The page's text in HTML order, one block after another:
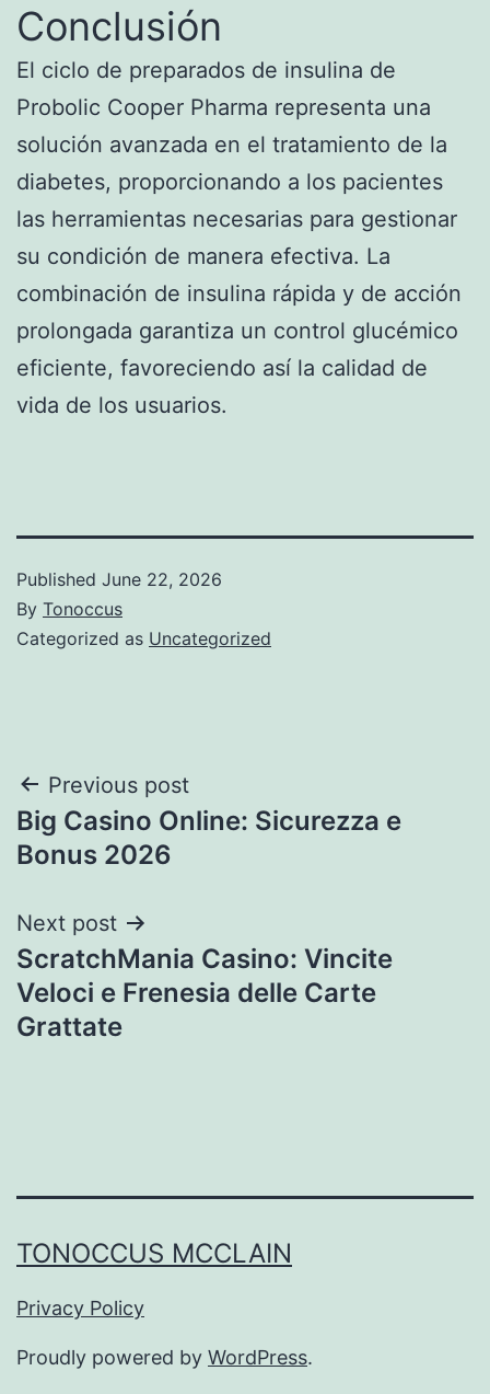
Conclusión
El ciclo de preparados de insulina de
Probolic Cooper Pharma representa una
solución avanzada en el tratamiento de la
diabetes, proporcionando a los pacientes
las herramientas necesarias para gestionar
su condición de manera efectiva. La
combinación de insulina rápida y de acción
prolongada garantiza un control glucémico
eficiente, favoreciendo así la calidad de
vida de los usuarios.
Published June 22, 2026
By Tonoccus
Categorized as Uncategorized
Post
navigation
Previous post
Big Casino Online: Sicurezza e
Bonus 2026
Next post
ScratchMania Casino: Vincite
Veloci e Frenesia delle Carte
Grattate
TONOCCUS MCCLAIN
Privacy Policy
Proudly powered by WordPress.